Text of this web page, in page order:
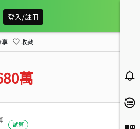
登入/註冊
享 收藏
萬
試算